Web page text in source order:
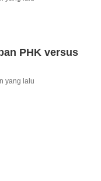
PHK versus
yang lalu